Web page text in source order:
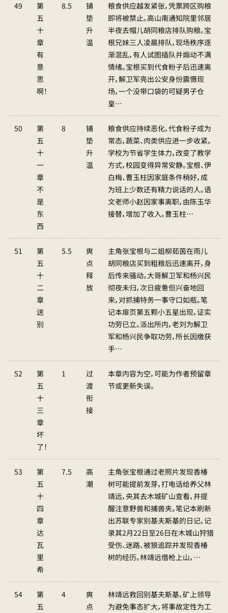
49
第
五
十
章
有
意
思
啊！
8.5
铺
垫
升
温
粮食供应越发紧张，凭票跨区购粮
即将被禁止。高山南通知院里邻居
半夜去帽儿胡同粮店排队购粮。宝
根兄妹三人凌晨排队，现场秩序逐
渐混乱，有人试图插队并煽动不满
情绪。宝根买到代食粉子后迅速离
开，解卫军亮出公安身份震慑现
场，一个没带口袋的可疑男子仓
皇…
50
第
五
十
一
章
不
是
东
西
8
铺
垫
升
温
粮食供应持续恶化，代食粉子成为
常态，蔬菜、肉类供应进一步收紧。
学校为节省学生体力，改变了教学
方式，校园变得异常安静。宝根、伊
白梅、曹玉柱因家庭条件稍好，成
为班上少数还有精力说话的人。语
文老师小赵因家事离职，由陈玉华
接替，增加了收入。曹玉柱…
51
第
五
十
二
章
送
别
5.5
爽
点
释
放
主角张宝根与二姐柳茹茵在雨儿
胡同粮店买到粗粮后迅速离开，身
后传来骚动。大哥解卫军和杨兴民
彻夜未归，次日疲惫但兴奋地回
来，对抓捕特务一事守口如瓶。笔
记本扉页第五颗小五星出现，证实
功劳已立。派出所内，老刘为解卫
军和杨兴民争取功劳，所长因缴获
手…
52
第
五
十
三
章
坏
了！
1
过
渡
衔
接
本章内容为空，可能为作者预留章
节或更新失误。
53
第
五
十
四
章
达
瓦
里
希
7.5
高
潮
主角张宝根通过老照片发现香椿
树可能提前发芽，打电话给养父林
靖远，央其去木城矿山查看，并提
醒注意野兽和捕兽夹。笔记本刷新
出苏联专家别基夫斯基的日记，记
录其2月22日至26日在木城山狩猎
受伤、迷路、被狼追踪并发现香椿
树的经历。林靖远借枪上山，…
54
第
五
4
爽
点
林靖远救回别基夫斯基，矿上领导
为避免事态扩大，将事故定性为工